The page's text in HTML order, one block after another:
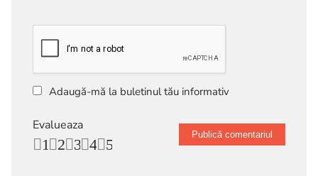
Adaugă-mă la buletinul tău informativ
Evalueaza
5
4
3
2
1